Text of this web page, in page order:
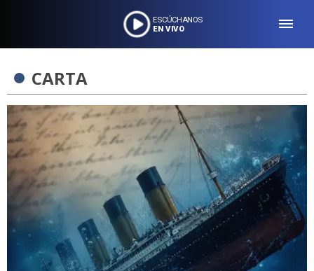
ESCÚCHANOS
EN VIVO
CARTA